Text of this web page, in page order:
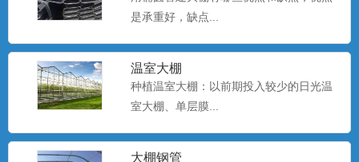
是承重好，缺点...
温室大棚
种植温室大棚：以前期投入较少的日光温
室大棚、单层膜...
大棚钢管
种植大棚厂家现货
大棚种植是一种种植技术，该技术是一种